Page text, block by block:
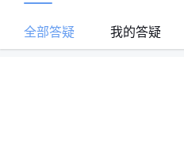
全部答疑 我的答疑